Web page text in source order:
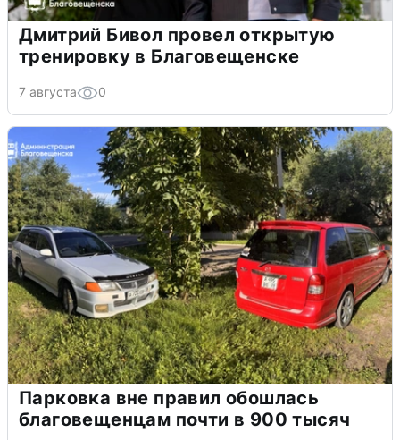
Дмитрий Бивол провел открытую
тренировку в Благовещенске
7 августа 0
Парковка вне правил обошлась
благовещенцам почти в 900 тысяч